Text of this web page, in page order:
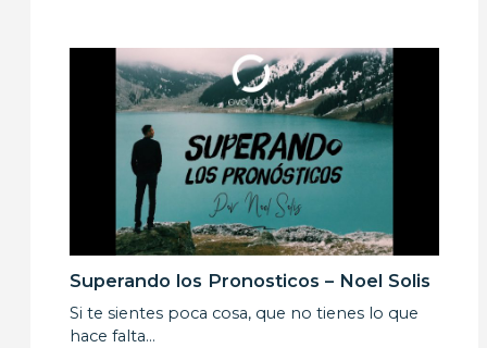
Superando los Pronosticos – Noel Solis
Si te sientes poca cosa, que no tienes lo que
hace falta…